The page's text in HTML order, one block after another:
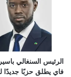
الرئيس السنغالي
فاي يطلق حزبًا جديدًا